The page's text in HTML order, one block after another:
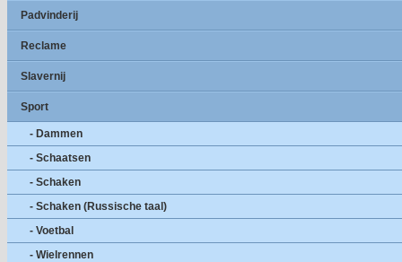
Padvinderij
Reclame
Slavernij
Sport
- Dammen
- Schaatsen
- Schaken
- Schaken (Russische taal)
- Voetbal
- Wielrennen